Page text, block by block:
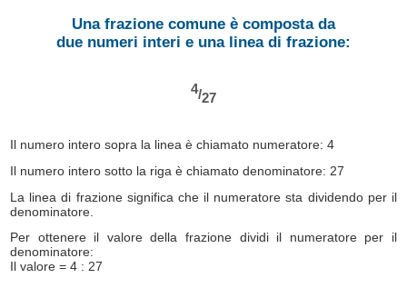
Una frazione comune è composta da
due numeri interi e una linea di frazione:
4/27
Il numero intero sopra la linea è chiamato numeratore: 4
Il numero intero sotto la riga è chiamato denominatore: 27
La linea di frazione significa che il numeratore sta dividendo per il
denominatore.
Per ottenere il valore della frazione dividi il numeratore per il
denominatore:
Il valore = 4 : 27